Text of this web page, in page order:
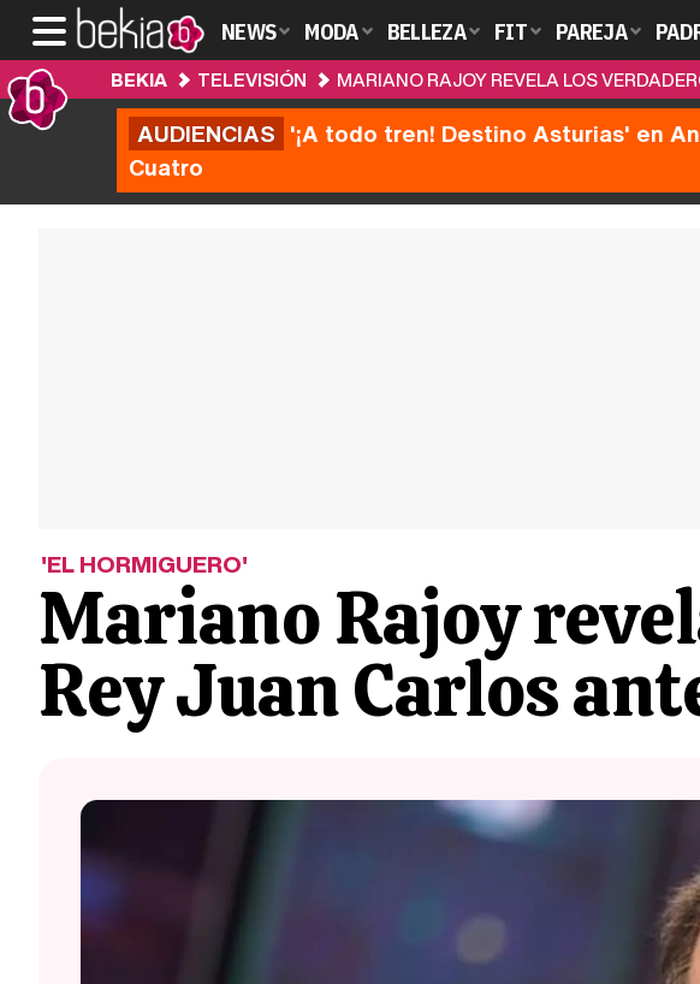
NEWS MODA BELLEZA FIT PAREJA
BEKIA TELEVISIÓN MARIANO RAJOY REVELA LOS
AUDIENCIAS '¡A todo tren! Destino Asturias' en
Cuatro
'EL HORMIGUERO'
Mariano Rajoy
Rey Juan Carlos